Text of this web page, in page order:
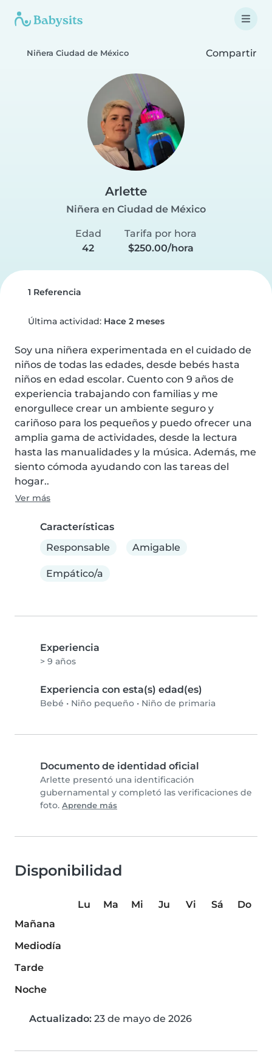
Niñera Ciudad de México Compartir
Arlette
Niñera en Ciudad de México
Edad
42
Tarifa por hora
$250.00/hora
1 Referencia
Última actividad: Hace 2 meses
Soy una niñera experimentada en el cuidado de
niños de todas las edades, desde bebés hasta
niños en edad escolar. Cuento con 9 años de
experiencia trabajando con familias y me
enorgullece crear un ambiente seguro y
cariñoso para los pequeños y puedo ofrecer una
amplia gama de actividades, desde la lectura
hasta las manualidades y la música. Además, me
siento cómoda ayudando con las tareas del
hogar..
Ver más
Características
Responsable
Amigable
Empático/a
Experiencia
> 9 años
Experiencia con esta(s) edad(es)
Bebé • Niño pequeño • Niño de primaria
Documento de identidad oficial
Arlette presentó una identificación
gubernamental y completó las verificaciones de
foto. Aprende más
Disponibilidad
Lu Ma Mi Ju Vi Sá
Do
Mañana
Mediodía
Tarde
Noche
Actualizado: 23 de mayo de 2026